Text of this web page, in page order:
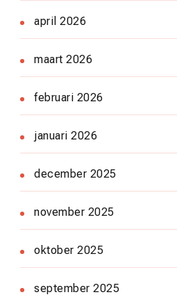
april 2026
maart 2026
februari 2026
januari 2026
december 2025
november 2025
oktober 2025
september 2025